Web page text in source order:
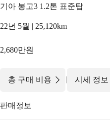
기아 봉고3 1.2톤 표준탑
22년 5월 | 25,120km
2,680만원
총 구매 비용 | 시세 정보
판매정보